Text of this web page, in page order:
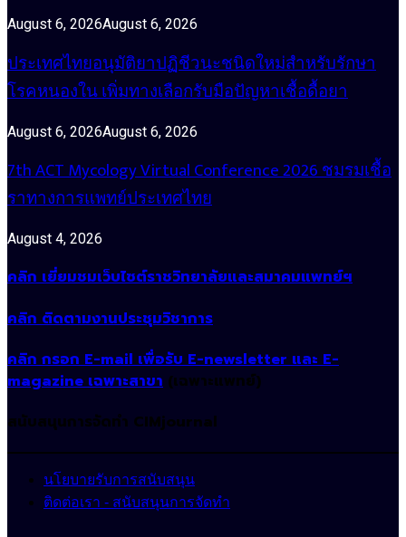
August 6, 2026August 6, 2026
ประเทศไทยอนุมัติยาปฏิชีวนะชนิดใหม่สำหรับรักษา
โรคหนองใน เพิ่มทางเลือกรับมือปัญหาเชื้อดื้อยา
August 6, 2026August 6, 2026
7th ACT Mycology Virtual Conference 2026 ชมรมเชื้อ
ราทางการแพทย์ประเทศไทย
August 4, 2026
คลิก เยี่ยมชมเว็บไซต์ราชวิทยาลัยและสมาคมแพทย์ฯ
คลิก ติดตามงานประชุมวิชาการ
คลิก กรอก E-mail เพื่อรับ E-newsletter และ E-
magazine เฉพาะสาขา (เฉพาะแพทย์)
สนับสนุนการจัดทำ CIMjournal
นโยบายรับการสนับสนุน
ติดต่อเรา - สนับสนุนการจัดทำ